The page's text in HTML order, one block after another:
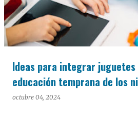
Ideas para integrar
educación temprana de los
octubre 04, 2024